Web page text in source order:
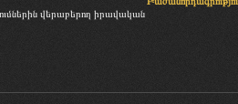
վերաբերող իրավական